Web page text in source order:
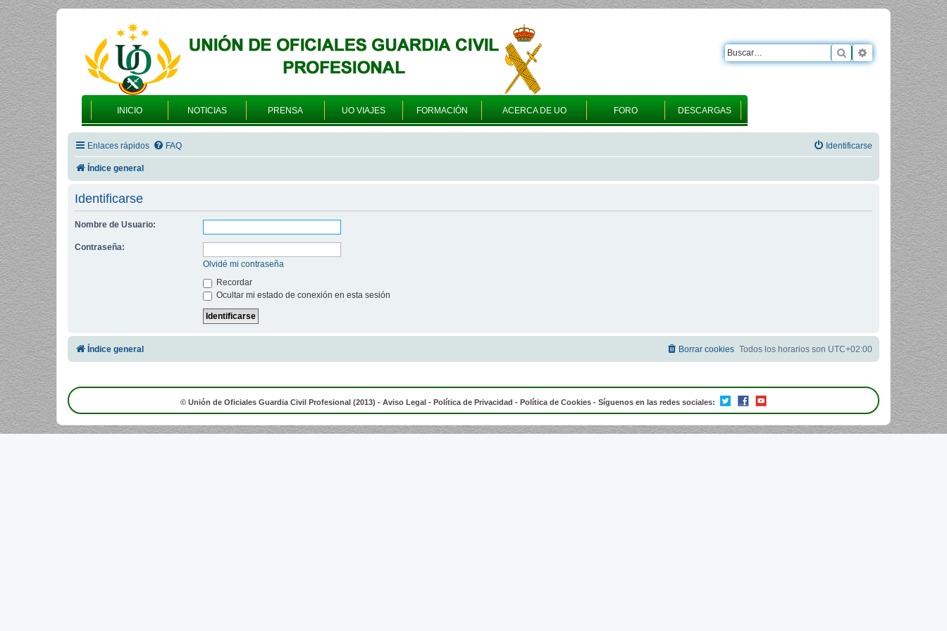
INICIO NOTICIAS PRENSA UO VIAJES FORMACIÓN ACERCA DE UO FORO DESCARGAS
Buscar Búsqueda
Enlaces rápidos FAQ Identificarse
Índice general
Identificarse
Nombre de Usuario:
Contraseña:
Olvidé mi contraseña
Recordar
Ocultar mi estado de conexión en esta sesión
Índice general Todos los horarios son UTC+02:00
Borrar cookies
© Unión de Oficiales Guardia Civil Profesional (2013) - Aviso Legal - Política de Privacidad - Política de Cookies - Síguenos en las redes sociales: